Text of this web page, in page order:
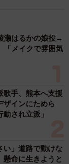
瀬はるかの娘役→
メイクで雰囲気
歌手、熊本へ支援
インにためら
され立派」
い」道路で動けな
命に生きようと